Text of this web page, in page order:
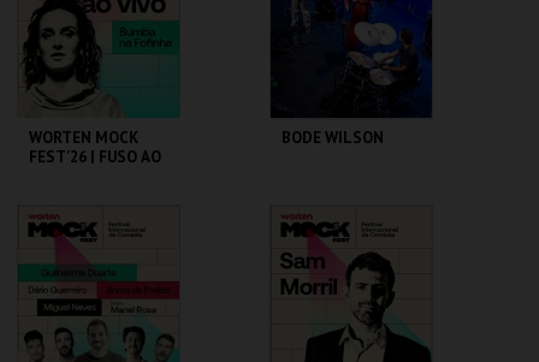
COMPRAR
WORTEN MOCK
FEST'26 | FUSO AO
CINEMA SÃO JORGE .
MAIS INFO
BODE WILSON
CAPITÓLIO.
MAIS INFO
COMPRAR